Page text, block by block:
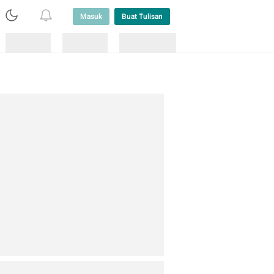
Masuk Buat Tulisan